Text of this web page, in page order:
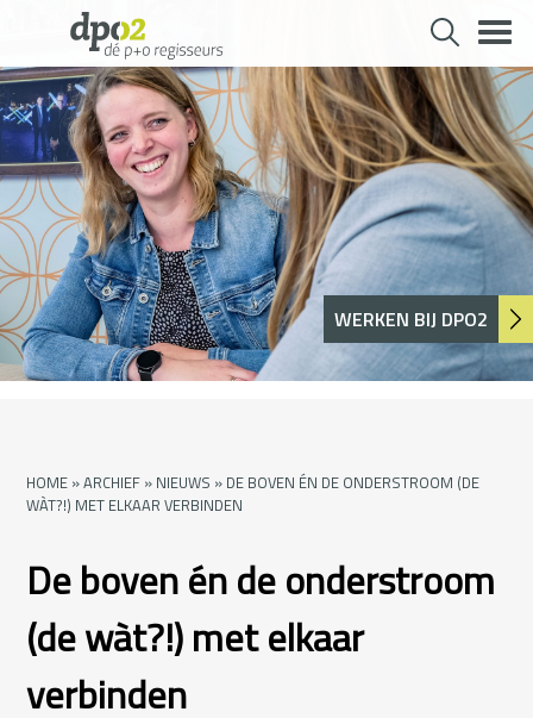
content
WERKEN BIJ DPO2
HOME »ARCHIEF » NIEUWS » DE BOVEN ÉN DE ONDERSTROOM (DE
WÀT?!) MET ELKAAR VERBINDEN
De boven én de onderstroom
(de wàt?!) met elkaar
verbinden